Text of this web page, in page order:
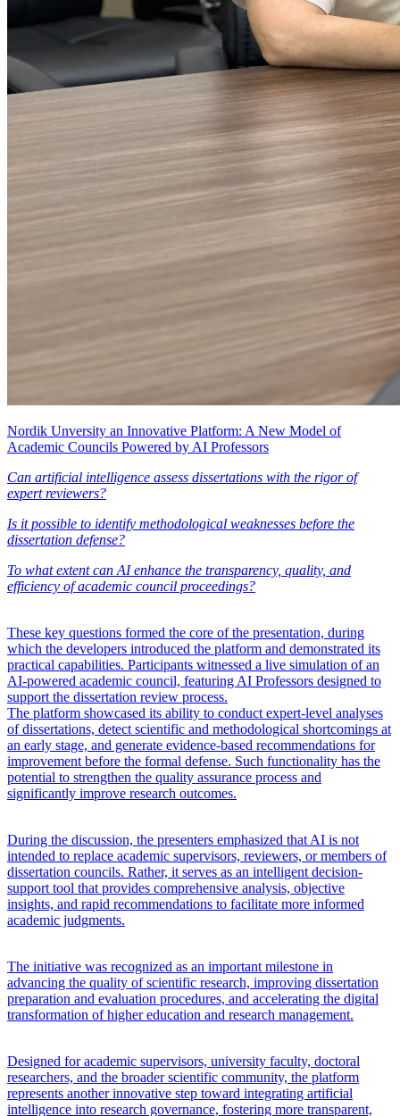
Nordik Unversity an Innovative Platform: A New Model of
Academic Councils Powered by AI Professors
Can artificial intelligence assess dissertations with the rigor of
expert reviewers?
Is it possible to identify methodological weaknesses before the
dissertation defense?
To what extent can AI enhance the transparency, quality, and
efficiency of academic council proceedings?
These key questions formed the core of the presentation, during
which the developers introduced the platform and demonstrated its
practical capabilities. Participants witnessed a live simulation of an
AI-powered academic council, featuring AI Professors designed to
support the dissertation review process.
The platform showcased its ability to conduct expert-level analyses
of dissertations, detect scientific and methodological shortcomings at
an early stage, and generate evidence-based recommendations for
improvement before the formal defense. Such functionality has the
potential to strengthen the quality assurance process and
significantly improve research outcomes.
During the discussion, the presenters emphasized that AI is not
intended to replace academic supervisors, reviewers, or members of
dissertation councils. Rather, it serves as an intelligent decision-
support tool that provides comprehensive analysis, objective
insights, and rapid recommendations to facilitate more informed
academic judgments.
The initiative was recognized as an important milestone in
advancing the quality of scientific research, improving dissertation
preparation and evaluation procedures, and accelerating the digital
transformation of higher education and research management.
Designed for academic supervisors, university faculty, doctoral
researchers, and the broader scientific community, the platform
represents another innovative step toward integrating artificial
intelligence into research governance, fostering more transparent,